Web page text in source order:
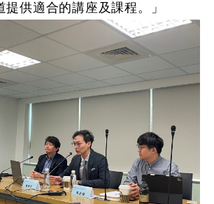
供適合的講座及課程。」